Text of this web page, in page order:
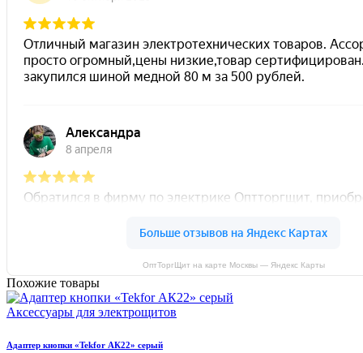
ОптТоргЩит на карте Москвы — Яндекс Карты
Похожие товары
Аксессуары для электрощитов
Адаптер кнопки «Tekfor АК22» серый